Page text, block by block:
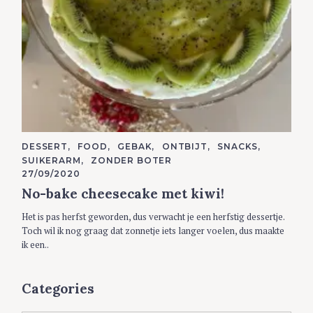
C
A
T
E
O
R
E
S
DESSERT FOOD GEBAK ONTBIJT
SNACKS
SUIKERARM
ZONDER BOTER
27/09/2020
No-bake cheesecake met kiwi!
Het is pas herfst geworden, dus verwacht je een herfstig dessertje.
Toch wil ik nog graag dat zonnetje iets langer voelen, dus maakte
ik een..
Categories